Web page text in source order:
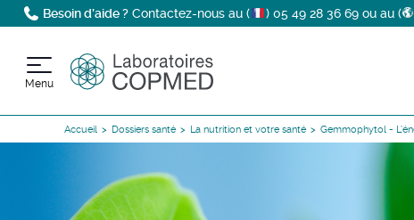
Besoin d’aide ? Contactez-nous au ( ) 05 49 28 36 69 ou au (
Menu
Accueil Dossiers santé La nutrition et votre santé Gemmophytol -